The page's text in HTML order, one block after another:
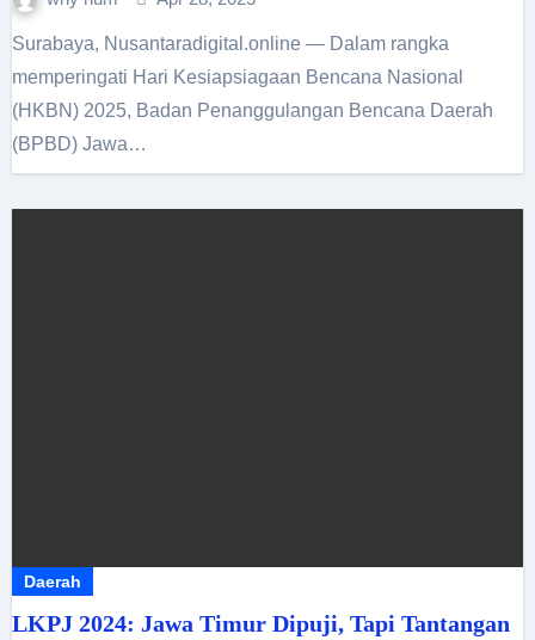
Surabaya, Nusantaradigital.online — Dalam rangka
memperingati Hari Kesiapsiagaan Bencana Nasional
(HKBN) 2025, Badan Penanggulangan Bencana Daerah
(BPBD) Jawa…
Daerah
LKPJ 2024: Jawa Timur Dipuji, Tapi Tantangan